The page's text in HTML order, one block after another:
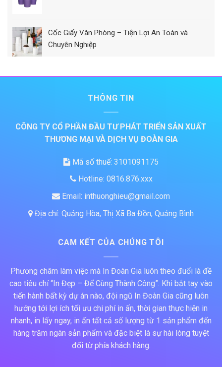
Cốc Giấy Văn Phòng – Tiện Lợi An Toàn và
Chuyên Nghiệp
THÔNG TIN
CÔNG TY CỔ PHẦN ĐẦU TƯ PHÁT TRIỂN SẢN XUẤT
THƯƠNG MẠI VÀ DỊCH VỤ ĐOÀN GIA
Mã số thuế: 3101091175
Hotline: 0816.876.xxx
Email: inthuonghieu@gmail.com
Địa chỉ: Quảng Hòa, Thị Xã Ba Đồn, Quảng Bình
CAM KẾT CỦA CHÚNG TÔI
Phương châm làm việc mà In Đoàn Gia luôn theo đuổi là đề
cao tiêu chí “In Đẹp – Để Cùng Thành Công”. Khi bắt tay vào
tiến hành bất kỳ dự án nào, đội ngũ In Đoàn Gia cũng luôn
hướng tới lợi ích tối ưu chi phí in ấn, thời gian thực hiện in
nhanh, in lấy ngay, in ấn tất cả số lượng từ 1 sản phẩm đến
hàng trăm ngàn sản phẩm và đặc biệt là sự hài lòng tuyệt
đối từ phía khách hàng.